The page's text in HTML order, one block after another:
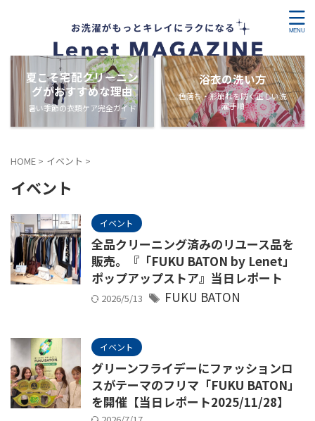
夏こそ宅配クリーニン
グがおすすめな理由
暑い季節の衣類ケア完全ガイド
浴衣の洗い方
色落ち・形崩れを防ぐ正しい洗
濯手順
HOME > イベント >
イベント
イベント
全品クリーニング済みのリユース品を
販売。『「FUKU BATON by Lenet」
ポップアップストア』当日レポート
2026/5/13 FUKU BATON
イベント
グリーンフライデーにファッションロ
スがテーマのフリマ「FUKU BATON」
を開催【当日レポート2025/11/28】